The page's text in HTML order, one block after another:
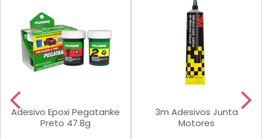
Adesivo Epoxi Pegatanke
Preto 47.8g
3m Adesivos Junta
Motores